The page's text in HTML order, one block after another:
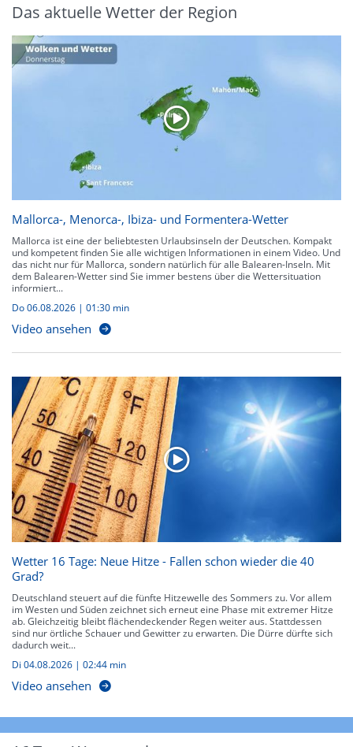
Das aktuelle Wetter der Region
Mallorca-, Menorca-, Ibiza- und Formentera-Wetter
Mallorca ist eine der beliebtesten Urlaubsinseln der Deutschen. Kompakt
und kompetent finden Sie alle wichtigen Informationen in einem Video. Und
das nicht nur für Mallorca, sondern natürlich für alle Balearen-Inseln. Mit
dem Balearen-Wetter sind Sie immer bestens über die Wettersituation
informiert...
Do 06.08.2026 | 01:30 min
Video ansehen
Wetter 16 Tage: Neue Hitze - Fallen schon wieder die 40
Grad?
Deutschland steuert auf die fünfte Hitzewelle des Sommers zu. Vor allem
im Westen und Süden zeichnet sich erneut eine Phase mit extremer Hitze
ab. Gleichzeitig bleibt flächendeckender Regen weiter aus. Stattdessen
sind nur örtliche Schauer und Gewitter zu erwarten. Die Dürre dürfte sich
dadurch weit...
Di 04.08.2026 | 02:44 min
Video ansehen